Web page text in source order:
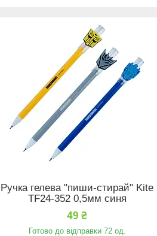
Ручка гелева "пиши-стирай" Kite
TF24-352 0,5мм синя
49 ₴
Готово до відправки 72 од.